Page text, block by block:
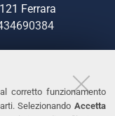
corretto funzionamento
Selezionando Accetta
Ferrara